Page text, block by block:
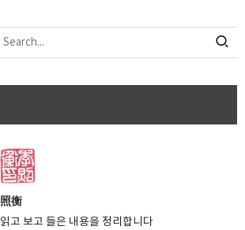
照衡
읽고 보고 들은 내용을 정리합니다